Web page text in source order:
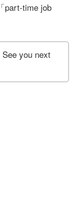
part-time job
you next